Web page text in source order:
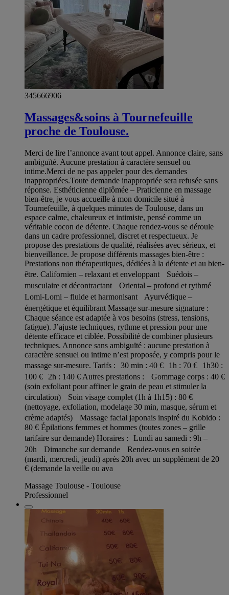
345666906
Massages&soins à Tournefeuille
proche de Toulouse.
Merci de lire l’annonce avant tout appel. Annonce claire, sans
ambiguïté. Aucune prestation à caractère sensuel ou
intime.Merci de ne pas appeler pour des demandes
inappropriées.Toute demande inappropriée sera refusée sans
réponse. Esthéticienne diplômée – Praticienne en massage
bien-être, je vous accueille à mon domicile situé à
Tournefeuille, à quelques minutes de Toulouse, dans un
espace calme, chaleureux et intimiste, pensé comme un
véritable cocon de détente. Chaque rendez-vous se déroule
dans un cadre professionnel, discret et respectueux. Je
propose des prestations de qualité, réalisées avec sérieux, et
bienveillance. Je propose différents massages bien-être :
Prestations non thérapeutiques, dédiées à la détente et au bien-
être. Californien – relaxant et enveloppant Suédois –
musculaire et décontractant Oriental – profond et rythmé
Lomi-Lomi – fluide et harmonisant Ayurvédique –
énergétique et équilibrant Massage sur-mesure signature :
Chaque séance est adaptée à vos besoins (stress, tensions,
fatigue). J’ajuste techniques, rythme et pression pour une
détente efficace et ciblée. Possibilité de combiner plusieurs
techniques. Annonce sans ambiguïté : aucune prestation à
caractère sensuel ou intime n’est proposée, y compris pour le
massage sur-mesure. Tarifs : 30 min : 40 € 1h : 70 € 1h30 :
100 € 2h : 140 € Autres prestations : Gommage corps : 40 €
(soin exfoliant pour affiner le grain de peau et stimuler la
circulation) Soin visage complet (1h à 1h15) : 80 €
(nettoyage, exfoliation, modelage 30 min, masque, sérum et
crème adaptés) Massage facial japonais inspiré du Kobido :
80 € Épilations femmes et hommes (toutes zones – grille
tarifaire sur demande) Horaires : Lundi au samedi : 9h –
20h Dimanche sur demande Rendez-vous en soirée
(mardi, mercredi, jeudi) après 20h avec un supplément de 20
€ (demande la veille ou ava
Massage Toulouse - Toulouse
Professionnel